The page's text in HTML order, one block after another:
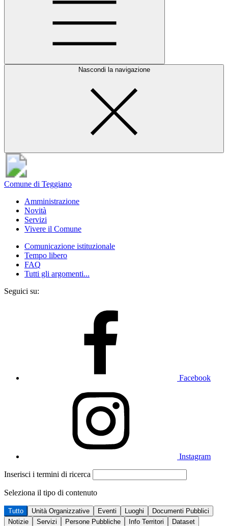
Nascondi la navigazione
Comune di Teggiano
Amministrazione
Novità
Servizi
Vivere il Comune
Comunicazione istituzionale
Tempo libero
FAQ
Tutti gli argomenti...
Seguici su:
Facebook
Instagram
Inserisci i termini di ricerca
Seleziona il tipo di contenuto
Tutto Unità Organizzative Eventi Luoghi
Documenti Pubblici
Notizie
Servizi Persone Pubbliche Info Territori Dataset